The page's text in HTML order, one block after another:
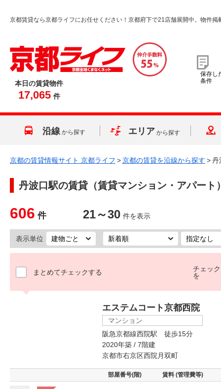
京都賃貸なら京都ライフにお任せください！京都府下で21店舗展開中。物件掲
本日の賃貸物件
17,065 件
保存し
条件
沿線 から探す エリア から探す
京都の賃貸情報サイト 京都ライフ >京都の賃貸を沿線から探す >丹
丹波口駅の賃貸（賃貸マンション・アパート
606 件 21～30 件を表示
表示単位
まとめてチェックする
チェッ
を
エステムコート京都西院
マンション
阪急京都線西院駅 徒歩15分
2020年築 / 7階建
京都市右京区西院月双町
部屋番号(階) 賃料 (管理費等)